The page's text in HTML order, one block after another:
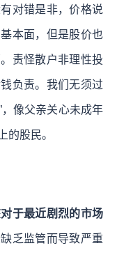
对错是非，价格说
本面，但是股价也
责怪散户非理性投
负责。我们无须过
，像父亲关心未成年
的股民。
于最近剧烈的市场
乏监管而导致严重